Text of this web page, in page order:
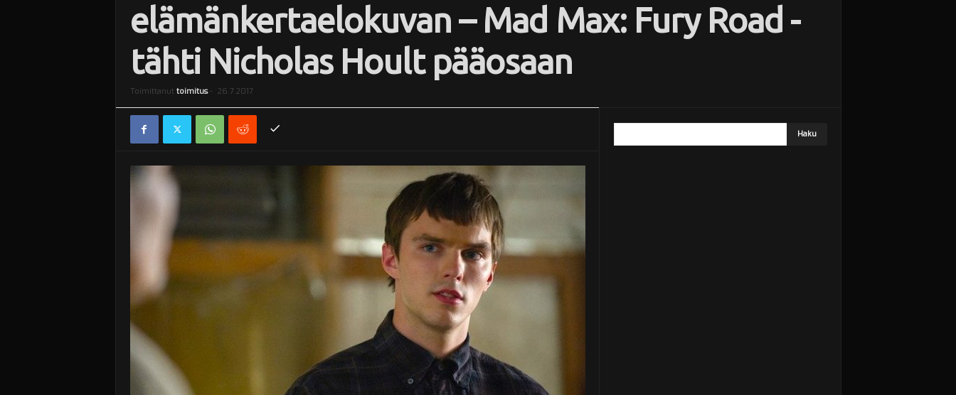
elämänkertaelokuvan – Mad Max: Fury Road -
tähti Nicholas Hoult pääosaan
Toimittanut toimitus- 26.7.2017